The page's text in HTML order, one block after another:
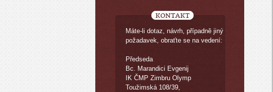
KONTAKT
Máte-li dotaz, návrh, případně jiný
požadavek, obraťte se na vedení:
Předseda
Bc. Marandici Evgenij
IK ČMP Zimbru Olymp
Toužimská 108/39,